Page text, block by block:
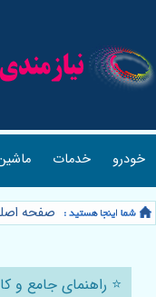
خودرو خدمات
صفحه
⭐️ راهنمای جامع و